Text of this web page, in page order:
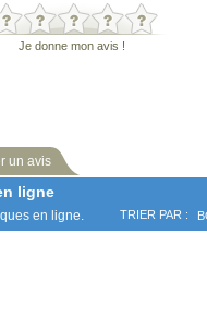
Je donne mon avis !
un avis
ligne
en ligne. TRIER PAR :